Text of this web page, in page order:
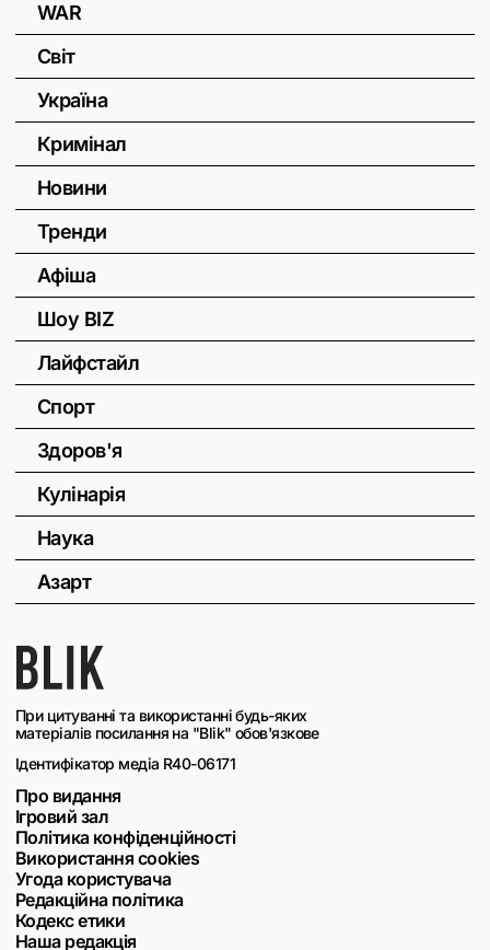
При цитуванні та використанні будь-яких
матеріалів посилання на "Blik" обов'язкове
Ідентифікатор медіа R40-06171
Про видання
Ігровий зал
Політика конфіденційності
Використання cookies
Угода користувача
Редакційна політика
Кодекс етики
Наша редакція
WAR
Світ
Україна
Кримінал
Новини
Тренди
Афіша
Шоу BIZ
Лайфстайл
Спорт
Здоров'я
Кулінарія
Наука
Азарт